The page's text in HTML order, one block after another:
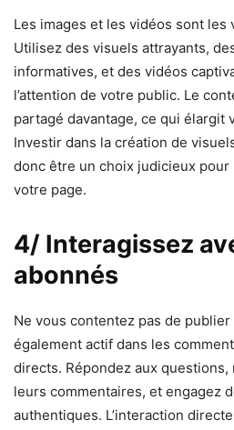
Les images et les vidéos sont les
Utilisez des visuels attrayants,
informatives, et des vidéos
l’attention de votre public. Le
partagé davantage, ce qui élargit
Investir dans la création de
donc être un choix judicieux pour
votre page.
4/ Interagissez
abonnés
Ne vous contentez pas de
également actif dans les
directs. Répondez aux
leurs commentaires, et engagez
authentiques. L’interaction